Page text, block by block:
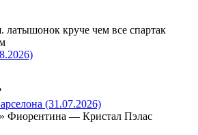
латышонок круче чем все спартак
(31.07.2026)
» Фиорентина — Кристал Пэлас